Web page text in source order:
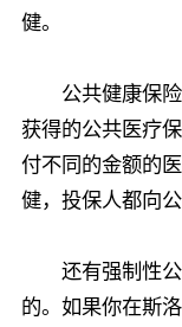
健。
公共健康保险
获得的公共医疗
付不同的金额的
健，投保人都向
还有强制性公
的。如果你在斯